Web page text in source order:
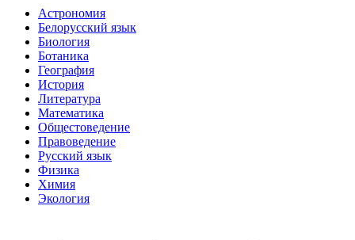
Астрономия
Белорусский язык
Биология
Ботаника
География
История
Литература
Математика
Общестоведение
Правоведение
Русский язык
Физика
Химия
Экология